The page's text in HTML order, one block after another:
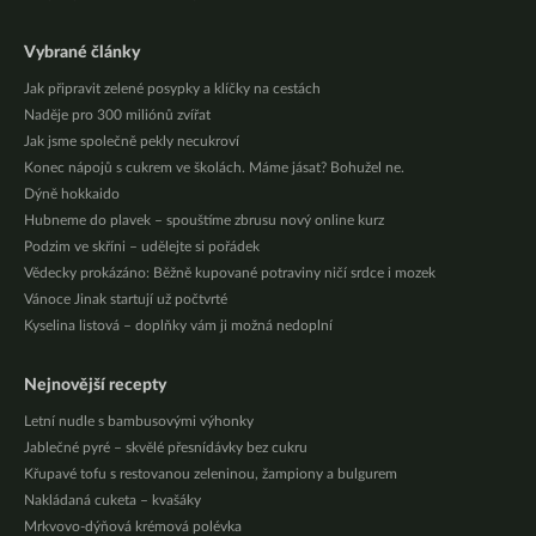
Vybrané články
Jak připravit zelené posypky a klíčky na cestách
Naděje pro 300 miliónů zvířat
Jak jsme společně pekly necukroví
Konec nápojů s cukrem ve školách. Máme jásat? Bohužel ne.
Dýně hokkaido
Hubneme do plavek – spouštíme zbrusu nový online kurz
Podzim ve skříni – udělejte si pořádek
Vědecky prokázáno: Běžně kupované potraviny ničí srdce i mozek
Vánoce Jinak startují už počtvrté
Kyselina listová – doplňky vám ji možná nedoplní
Nejnovější recepty
Letní nudle s bambusovými výhonky
Jablečné pyré – skvělé přesnídávky bez cukru
Křupavé tofu s restovanou zeleninou, žampiony a bulgurem
Nakládaná cuketa – kvašáky
Mrkvovo-dýňová krémová polévka